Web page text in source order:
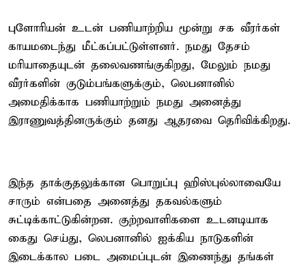
புளோரியன் உடன் பணியாற்றிய மூன்று சக வீரர்கள்
காயமடைந்து மீட்கப்பட்டுள்ளனர். நமது தேசம்
மரியாதையுடன் தலைவணங்குகிறது, மேலும் நமது
வீரர்களின் குடும்பங்களுக்கும், லெபனானில்
அமைதிக்காக பணியாற்றும் நமது அனைத்து
இராணுவத்தினருக்கும் தனது ஆதரவை தெரிவிக்கிறது.
இந்த தாக்குதலுக்கான பொறுப்பு ஹிஸ்புல்லாவையே
சாரும் என்பதை அனைத்து தகவல்களும்
சுட்டிக்காட்டுகின்றன. குற்றவாளிகளை உடனடியாக
கைது செய்து, லெபனானில் ஐக்கிய நாடுகளின்
இடைக்கால படை அமைப்புடன் இணைந்து தங்கள்